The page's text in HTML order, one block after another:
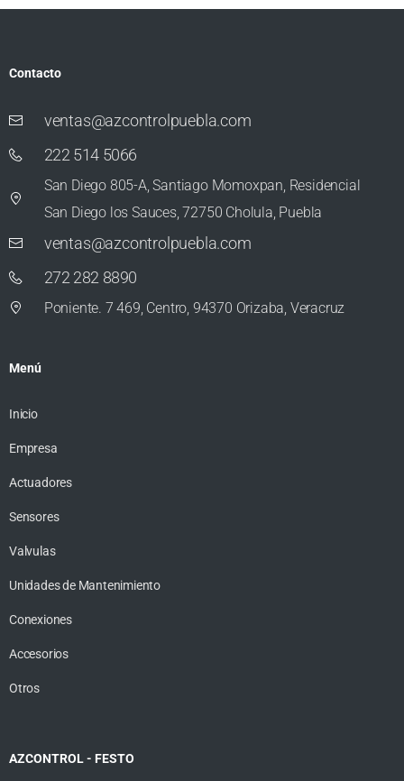
Contacto
ventas@azcontrolpuebla.com
222 514 5066
San Diego 805-A, Santiago Momoxpan, Residencial
San Diego los Sauces, 72750 Cholula, Puebla
ventas@azcontrolpuebla.com
272 282 8890
Poniente. 7 469, Centro, 94370 Orizaba, Veracruz
Menú
Inicio
Empresa
Actuadores
Sensores
Valvulas
Unidades de Mantenimiento
Conexiones
Accesorios
Otros
AZCONTROL - FESTO